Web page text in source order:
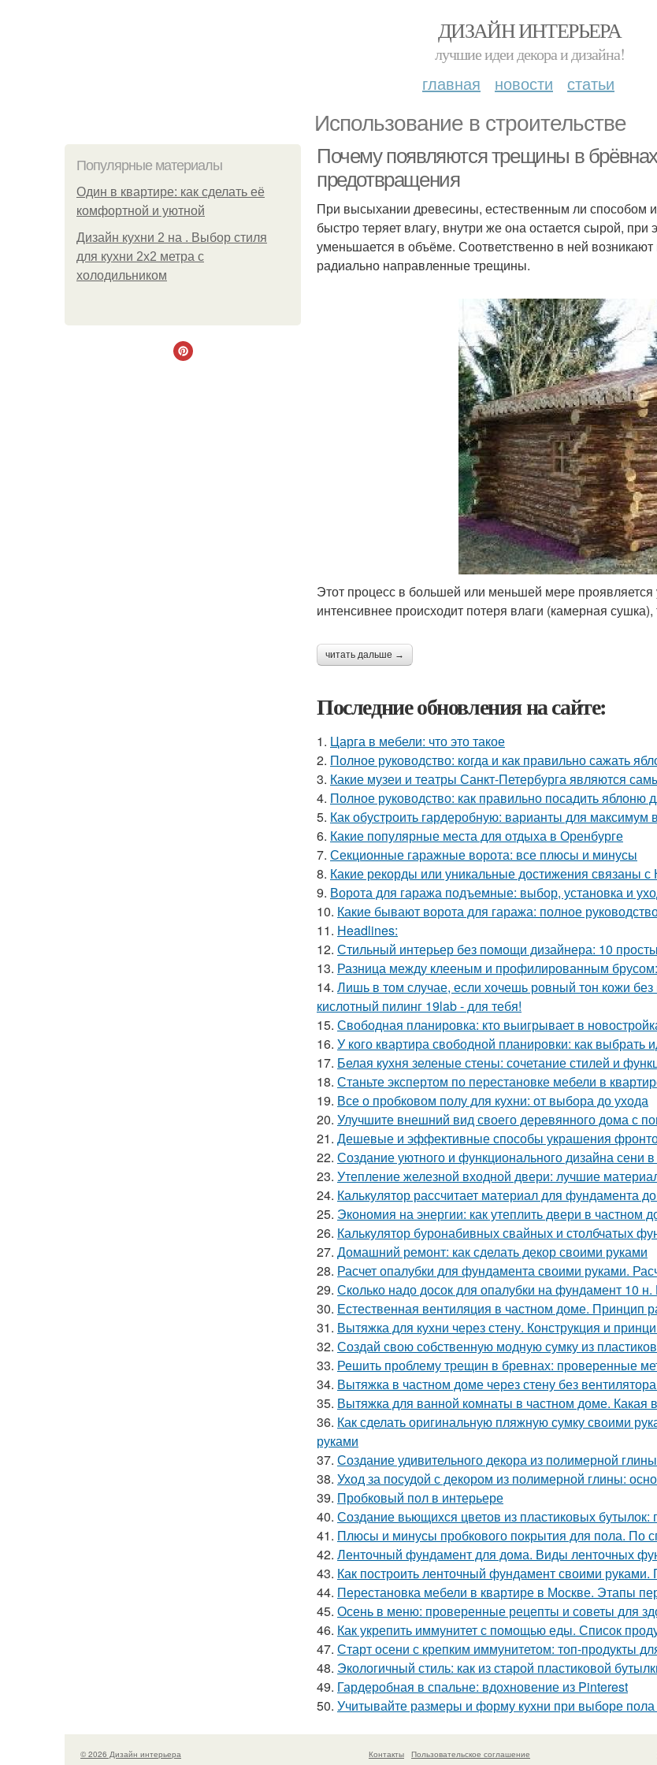
ДИЗАЙН ИНТЕРЬЕРА
лучшие идеи декора и дизайна!
главная новости статьи
Использование в строительстве
Популярные материалы
Один в квартире: как сделать её
комфортной и уютной
Дизайн кухни 2 на . Выбор стиля
для кухни 2х2 метра с
холодильником
Почему появляются трещины в
предотвращения
При высыхании древесины, естественным ли способом
быстро теряет влагу, внутри же она остается сырой,
уменьшается в объёме. Соответственно в ней
радиально направленные трещины.
Этот процесс в большей или меньшей мере
интенсивнее происходит потеря влаги (камерная сушка),
читать дальше →
Последние обновления на сайте:
1. Царга в мебели: что это такое
2. Полное руководство: когда и как правильно сажать
3. Какие музеи и театры Санкт-Петербурга являются
4. Полное руководство: как правильно посадить яблоню
5. Как обустроить гардеробную: варианты для максимум
6. Какие популярные места для отдыха в Оренбурге
7. Секционные гаражные ворота: все плюсы и минусы
8. Какие рекорды или уникальные достижения связаны
9. Ворота для гаража подъемные: выбор, установка и
10. Какие бывают ворота для гаража: полное
11. Headlines:
12. Стильный интерьер без помощи дизайнера: 10
13. Разница между клееным и профилированным брусом:
14. Лишь в том случае, если хочешь ровный тон кожи
кислотный пилинг 19lab - для тебя!
15. Свободная планировка: кто выигрывает в
16. У кого квартира свободной планировки: как выбрать
17. Белая кухня зеленые стены: сочетание стилей и
18. Станьте экспертом по перестановке мебели в
19. Все о пробковом полу для кухни: от выбора до ухода
20. Улучшите внешний вид своего деревянного дома с
21. Дешевые и эффективные способы украшения
22. Создание уютного и функционального дизайна сени
23. Утепление железной входной двери: лучшие
24. Калькулятор рассчитает материал для фундамента
25. Экономия на энергии: как утеплить двери в частном
26. Калькулятор буронабивных свайных и столбчатых
27. Домашний ремонт: как сделать декор своими руками
28. Расчет опалубки для фундамента своими руками.
29. Сколько надо досок для опалубки на фундамент 10 н.
30. Естественная вентиляция в частном доме. Принцип
31. Вытяжка для кухни через стену. Конструкция и
32. Создай свою собственную модную сумку из
33. Решить проблему трещин в бревнах: проверенные
34. Вытяжка в частном доме через стену без
35. Вытяжка для ванной комнаты в частном доме. Какая
36. Как сделать оригинальную пляжную сумку своими
руками
37. Создание удивительного декора из полимерной
38. Уход за посудой с декором из полимерной глины:
39. Пробковый пол в интерьере
40. Создание вьющихся цветов из пластиковых бутылок:
41. Плюсы и минусы пробкового покрытия для пола. По
42. Ленточный фундамент для дома. Виды ленточных
43. Как построить ленточный фундамент своими
44. Перестановка мебели в квартире в Москве. Этапы
45. Осень в меню: проверенные рецепты и советы для
46. Как укрепить иммунитет с помощью еды. Список
47. Старт осени с крепким иммунитетом: топ-продукты
48. Экологичный стиль: как из старой пластиковой
49. Гардеробная в спальне: вдохновение из Pinterest
50. Учитывайте размеры и форму кухни при выборе
© 2026 Дизайн интерьера Контакты Пользовательское соглашение